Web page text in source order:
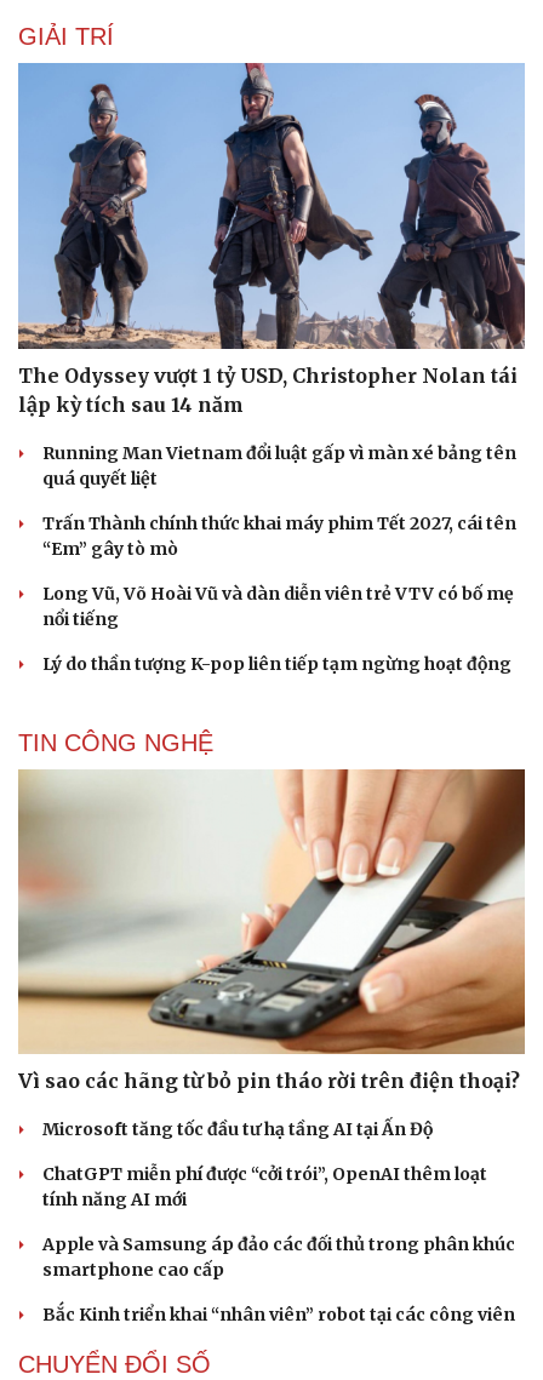
Cải chính
GIẢI TRÍ
The Odyssey vượt 1 tỷ USD, Christopher Nolan tái
lập kỳ tích sau 14 năm
Running Man Vietnam đổi luật gấp vì màn xé bảng tên
quá quyết liệt
Trấn Thành chính thức khai máy phim Tết 2027, cái tên
“Em” gây tò mò
Long Vũ, Võ Hoài Vũ và dàn diễn viên trẻ VTV có bố mẹ
nổi tiếng
Lý do thần tượng K-pop liên tiếp tạm ngừng hoạt động
TIN CÔNG NGHỆ
Vì sao các hãng từ bỏ pin tháo rời trên điện thoại?
Microsoft tăng tốc đầu tư hạ tầng AI tại Ấn Độ
ChatGPT miễn phí được “cởi trói”, OpenAI thêm loạt
tính năng AI mới
Apple và Samsung áp đảo các đối thủ trong phân khúc
smartphone cao cấp
Bắc Kinh triển khai “nhân viên” robot tại các công viên
CHUYỂN ĐỔI SỐ